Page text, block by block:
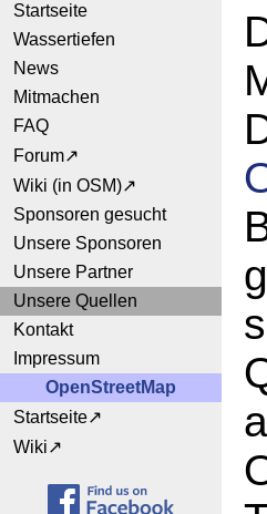
Startseite
Wassertiefen
News
Mitmachen
FAQ
Forum
Wiki (in OSM)
Sponsoren gesucht
Unsere Sponsoren
Unsere Partner
Unsere Quellen
Kontakt
Impressum
OpenStreetMap
Startseite
Wiki